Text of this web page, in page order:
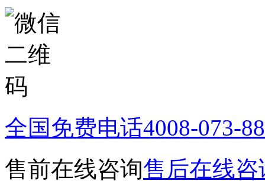
全国免费电话4008-073-
售前在线咨询售后在线咨